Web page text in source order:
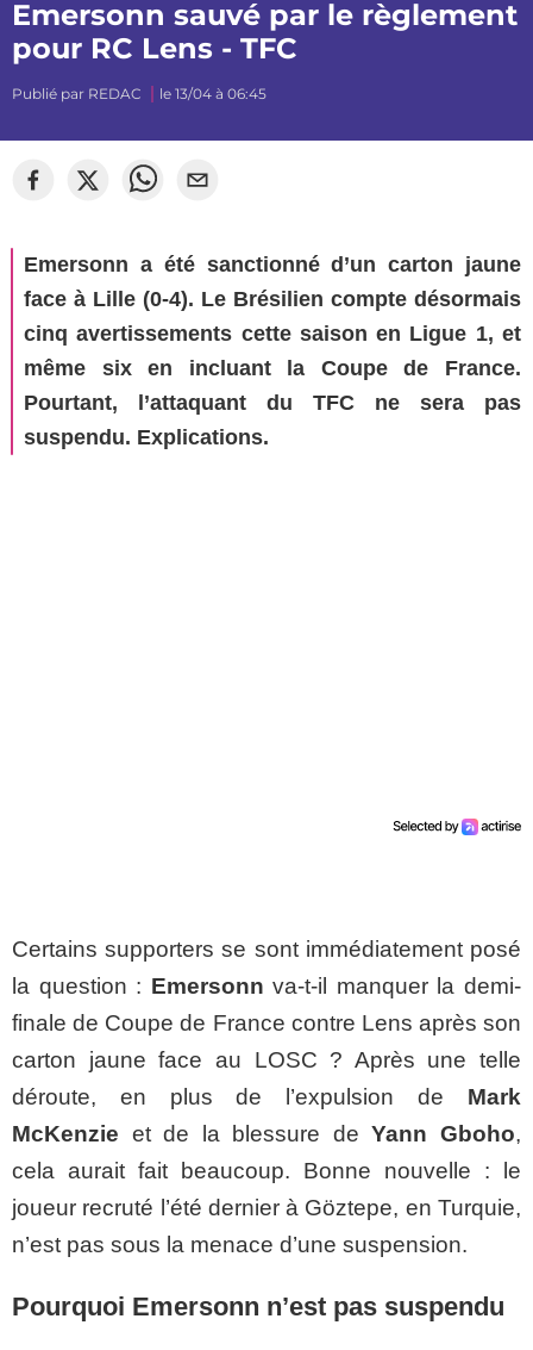
Emersonn sauvé par le règlement
pour RC Lens - TFC
Publié par REDAC le 13/04 à 06:45
Emersonn a été sanctionné d’un carton jaune
face à Lille (0-4). Le Brésilien compte désormais
cinq avertissements cette saison en Ligue 1, et
même six en incluant la Coupe de France.
Pourtant, l’attaquant du TFC ne sera pas
suspendu. Explications.
Certains supporters se sont immédiatement posé
la question : Emersonn va-t-il manquer la demi-
finale de Coupe de France contre Lens après son
carton jaune face au LOSC ? Après une telle
déroute, en plus de l’expulsion de Mark
McKenzie et de la blessure deYann Gboho,
cela aurait fait beaucoup. Bonne nouvelle : le
joueur recruté l’été dernier à Göztepe, en Turquie,
n’est pas sous la menace d’une suspension.
Pourquoi Emersonn n’est pas suspendu